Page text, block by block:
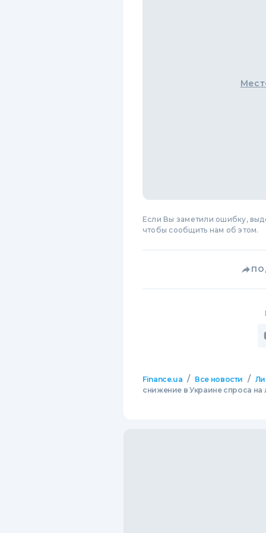
Если Вы заметили ошибку,
чтобы сообщить нам об этом.
Finance.ua / Все новости /
снижение в Украине спроса на